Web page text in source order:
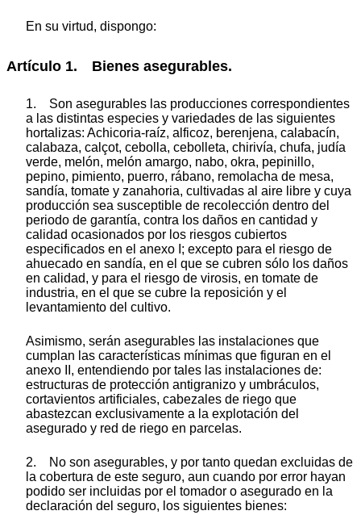
En su virtud, dispongo:
Artículo 1. Bienes asegurables.
1. Son asegurables las producciones correspondientes
a las distintas especies y variedades de las siguientes
hortalizas: Achicoria-raíz, alficoz, berenjena, calabacín,
calabaza, calçot, cebolla, cebolleta, chirivía, chufa, judía
verde, melón, melón amargo, nabo, okra, pepinillo,
pepino, pimiento, puerro, rábano, remolacha de mesa,
sandía, tomate y zanahoria, cultivadas al aire libre y cuya
producción sea susceptible de recolección dentro del
periodo de garantía, contra los daños en cantidad y
calidad ocasionados por los riesgos cubiertos
especificados en el anexo I; excepto para el riesgo de
ahuecado en sandía, en el que se cubren sólo los daños
en calidad, y para el riesgo de virosis, en tomate de
industria, en el que se cubre la reposición y el
levantamiento del cultivo.
Asimismo, serán asegurables las instalaciones que
cumplan las características mínimas que figuran en el
anexo II, entendiendo por tales las instalaciones de:
estructuras de protección antigranizo y umbráculos,
cortavientos artificiales, cabezales de riego que
abastezcan exclusivamente a la explotación del
asegurado y red de riego en parcelas.
2. No son asegurables, y por tanto quedan excluidas de
la cobertura de este seguro, aun cuando por error hayan
podido ser incluidas por el tomador o asegurado en la
declaración del seguro, los siguientes bienes: